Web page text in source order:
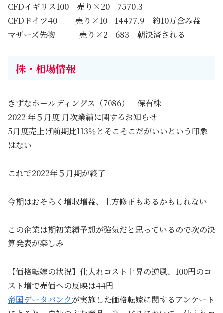
CFDイギリス100 売り×20 7570.3
CFDドイツ40 売り×10 14477.9 約10万含み益
マザーズ先物 売り×2 683 朝決済される
株・相場情報
きずなホールディングス（7086） 保有株
2022 年５月度 月次業績に関するお知らせ
5月度売上げ前期比113％とそこそこだがいいという印象
はない
これで2022年５月期が終了
今期はおそらく増収増益、上方修正もあるかもしれない
この企業は期初業績予想が強気だと思っているので次の決
算発表が楽しみ
【価格転嫁の状況】仕入れコスト上昇の逆風、100円のコ
スト増で売価への反映は44円
帝国データバンクが実施した価格転嫁に関するアンケート